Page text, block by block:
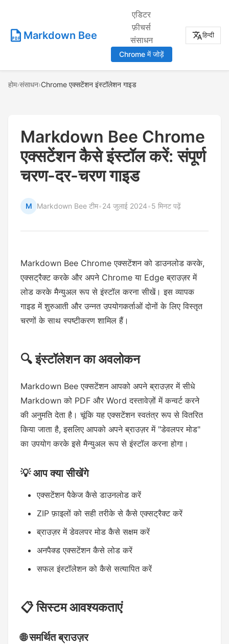
Markdown Bee
एडिटर
फ़ीचर्स
संसाधन
Chrome में जोड़ें
हिन्दी
होम›संसाधन›Chrome एक्सटेंशन इंस्टॉलेशन गाइड
Markdown Bee Chrome
एक्सटेंशन कैसे इंस्टॉल करें: संपूर्ण
चरण-दर-चरण गाइड
M Markdown Bee टीम•24 जुलाई 2024•5 मिनट पढ़ें
Markdown Bee Chrome एक्सटेंशन को डाउनलोड करके,
एक्सट्रैक्ट करके और अपने Chrome या Edge ब्राउज़र में
लोड करके मैन्युअल रूप से इंस्टॉल करना सीखें। इस व्यापक
गाइड में शुरुआती और उन्नत उपयोगकर्ताओं दोनों के लिए विस्तृत
चरणों के साथ स्पष्टीकरण शामिल हैं।
🔍 इंस्टॉलेशन का अवलोकन
Markdown Bee एक्सटेंशन आपको अपने ब्राउज़र में सीधे
Markdown को PDF और Word दस्तावेज़ों में कन्वर्ट करने
की अनुमति देता है। चूंकि यह एक्सटेंशन स्वतंत्र रूप से वितरित
किया जाता है, इसलिए आपको अपने ब्राउज़र में "डेवलपर मोड"
का उपयोग करके इसे मैन्युअल रूप से इंस्टॉल करना होगा।
💡 आप क्या सीखेंगे
एक्सटेंशन पैकेज कैसे डाउनलोड करें
ZIP फ़ाइलों को सही तरीके से कैसे एक्सट्रैक्ट करें
ब्राउज़र में डेवलपर मोड कैसे सक्षम करें
अनपैक्ड एक्सटेंशन कैसे लोड करें
सफल इंस्टॉलेशन को कैसे सत्यापित करें
📋 सिस्टम आवश्यकताएं
🌐 समर्थित ब्राउज़र